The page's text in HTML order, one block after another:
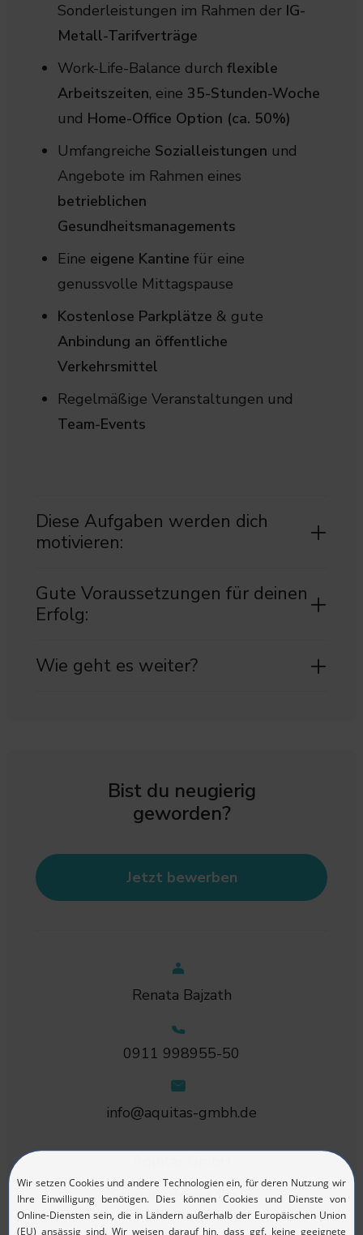
Sonderleistungen im Rahmen der IG-
Metall-Tarifverträge
Work-Life-Balance durch flexible
Arbeitszeiten, eine 35-Stunden-Woche
und Home-Office Option (ca. 50%)
Umfangreiche Sozialleistungen und
Angebote im Rahmen eines
betrieblichen
Gesundheitsmanagements
Eine eigene Kantine für eine
genussvolle Mittagspause
Kostenlose Parkplätze & gute
Anbindung an öffentliche
Verkehrsmittel
Regelmäßige Veranstaltungen und
Team-Events
Diese Aufgaben werden dich
motivieren:
Gute Voraussetzungen für deinen
Erfolg:
Wie geht es weiter?
Bist du neugierig
geworden?
Jetzt bewerben
Renata Bajzath
0911 998955-50
info@aquitas-gmbh.de
Schreiberhauer Str. 5
90475 Nürnberg